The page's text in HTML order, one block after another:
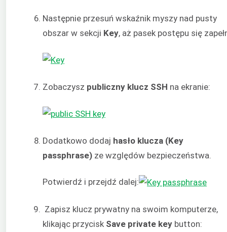
Następnie przesuń wskaźnik myszy nad pusty
obszar w sekcji Key, aż pasek postępu się
Zobaczysz publiczny klucz SSH na ekranie:
Dodatkowo dodaj hasło klucza (Key
passphrase) ze względów bezpieczeństwa.
Potwierdź i przejdź dalej:
Zapisz klucz prywatny na swoim komputerze,
klikając przycisk Save private key button: